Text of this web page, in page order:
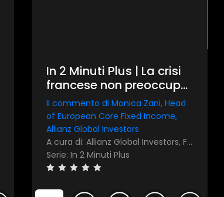
In 2 Minuti Plus | La crisi
francese non preoccupa
la BCE
Il commento di Monica Zani, Head
of European Core Fixed Income,
Allianz Global Investors
A cura di: Allianz Global Investors, FocusRisparmio
Serie: In 2 Minuti Plus
×